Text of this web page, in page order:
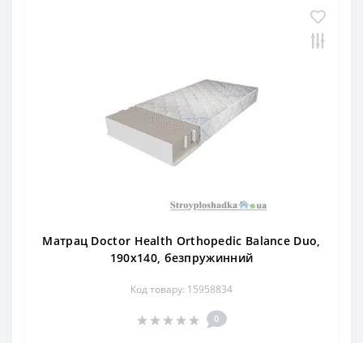
Матрац Doctor Health Orthopedic Balance Duo,
190x140, безпружинний
Код товару: 15958834
0